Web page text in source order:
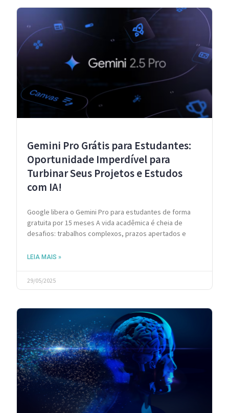
Gemini Pro Grátis para Estudantes:
Oportunidade Imperdível para
Turbinar Seus Projetos e Estudos
com IA!
Google libera o Gemini Pro para estudantes de forma
gratuita por 15 meses A vida acadêmica é cheia de
desafios: trabalhos complexos, prazos apertados e
LEIA MAIS »
29/05/2025